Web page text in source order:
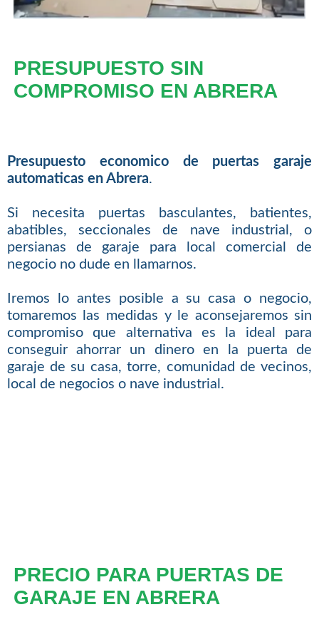
PRESUPUESTO SIN
COMPROMISO EN ABRERA
Presupuesto economico de puertas garaje
automaticas en Abrera.
Si necesita puertas basculantes, batientes,
abatibles, seccionales de nave industrial, o
persianas de garaje para local comercial de
negocio no dude en llamarnos.
Iremos lo antes posible a su casa o negocio,
tomaremos las medidas y le aconsejaremos sin
compromiso que alternativa es la ideal para
conseguir ahorrar un dinero en la puerta de
garaje de su casa, torre, comunidad de vecinos,
local de negocios o nave industrial.
PRECIO PARA PUERTAS DE
GARAJE EN ABRERA